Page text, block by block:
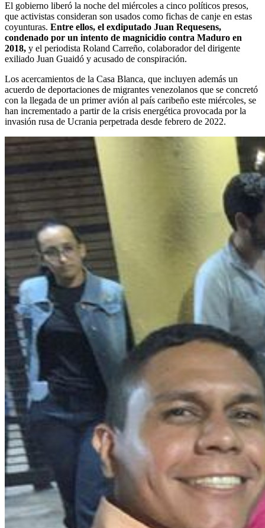
El gobierno liberó la noche del miércoles a cinco políticos presos,
que activistas consideran son usados como fichas de canje en estas
coyunturas. Entre ellos, el exdiputado Juan Requesens,
condenado por un intento de magnicidio contra Maduro en
2018, y el periodista Roland Carreño, colaborador del dirigente
exiliado Juan Guaidó y acusado de conspiración.
Los acercamientos de la Casa Blanca, que incluyen además un
acuerdo de deportaciones de migrantes venezolanos que se concretó
con la llegada de un primer avión al país caribeño este miércoles, se
han incrementado a partir de la crisis energética provocada por la
invasión rusa de Ucrania perpetrada desde febrero de 2022.